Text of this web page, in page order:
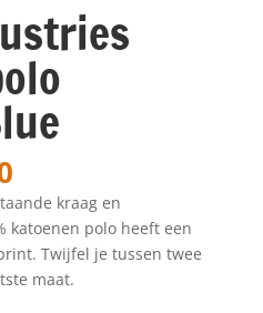
Huidige
prijs
is:
€20,00.
kraag en
katoenen polo heeft een
Twijfel je tussen twee
maat.